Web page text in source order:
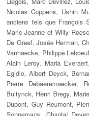
Nicolas Coppens, Ushin
anciens tels que François
Marie-Jeanne et Willy
De Greef, Josée Herman,
Vanhaecke, Philippe
Alain Leroy, Maria
Egidio, Albert Deyck,
Pierre Debaeremaecker,
Bultynck, Henri Bregy,
Dupont, Guy Reumont,